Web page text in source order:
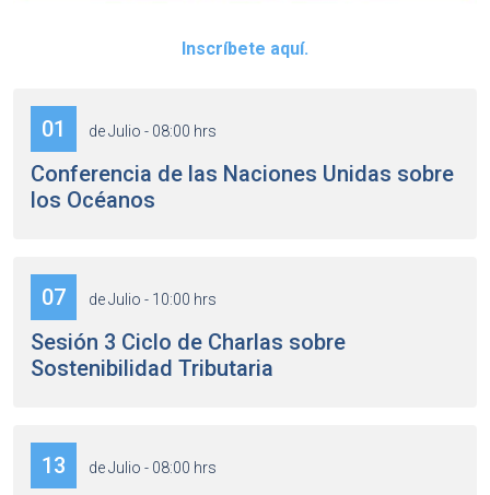
Inscríbete aquí.
01 de Julio - 08:00 hrs
Conferencia de las Naciones Unidas sobre
los Océanos
07 de Julio - 10:00 hrs
Sesión 3 Ciclo de Charlas sobre
Sostenibilidad Tributaria
13 de Julio - 08:00 hrs